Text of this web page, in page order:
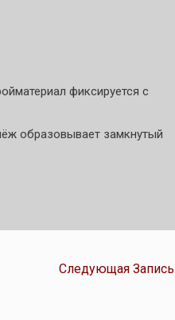
фиксируется с
образовывает замкнутый
Следующая Запись